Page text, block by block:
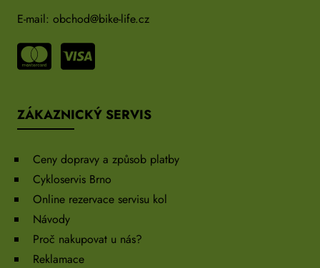
E-mail: obchod@bike-life.cz
ZÁKAZNICKÝ SERVIS
Ceny dopravy a způsob platby
Cykloservis Brno
Online rezervace servisu kol
Návody
Proč nakupovat u nás?
Reklamace